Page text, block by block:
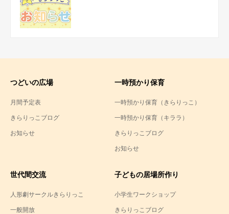
つどいの広場
月間予定表
きらりっこブログ
お知らせ
一時預かり保育
一時預かり保育（きらりっこ）
一時預かり保育（キララ）
きらりっこブログ
お知らせ
世代間交流
人形劇サークルきらりっこ
一般開放
子どもの居場所作り
小学生ワークショップ
きらりっこブログ